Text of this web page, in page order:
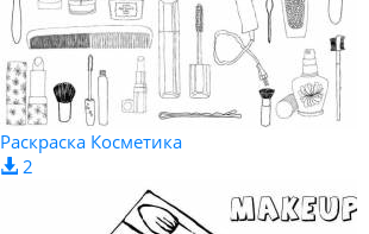
Раскраска Косметика
2